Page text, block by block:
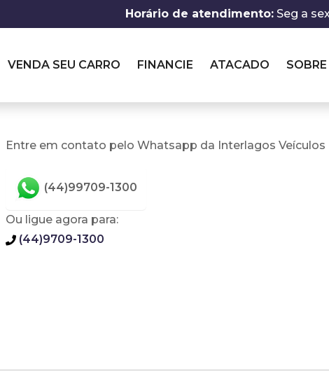
Horário de atendimento: Seg a
VENDA SEU CARRO FINANCIE ATACADO SOBRE
Entre em contato pelo Whatsapp da Interlagos Veículos
(44)99709-1300
Ou ligue agora para:
(44)9709-1300